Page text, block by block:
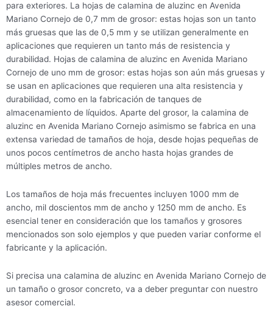
para exteriores. La hojas de calamina de aluzinc en Avenida
Mariano Cornejo de 0,7 mm de grosor: estas hojas son un tanto
más gruesas que las de 0,5 mm y se utilizan generalmente en
aplicaciones que requieren un tanto más de resistencia y
durabilidad. Hojas de calamina de aluzinc en Avenida Mariano
Cornejo de uno mm de grosor: estas hojas son aún más gruesas y
se usan en aplicaciones que requieren una alta resistencia y
durabilidad, como en la fabricación de tanques de
almacenamiento de líquidos. Aparte del grosor, la calamina de
aluzinc en Avenida Mariano Cornejo asimismo se fabrica en una
extensa variedad de tamaños de hoja, desde hojas pequeñas de
unos pocos centímetros de ancho hasta hojas grandes de
múltiples metros de ancho.
Los tamaños de hoja más frecuentes incluyen 1000 mm de
ancho, mil doscientos mm de ancho y 1250 mm de ancho. Es
esencial tener en consideración que los tamaños y grosores
mencionados son solo ejemplos y que pueden variar conforme el
fabricante y la aplicación.
Si precisa una calamina de aluzinc en Avenida Mariano Cornejo de
un tamaño o grosor concreto, va a deber preguntar con nuestro
asesor comercial.